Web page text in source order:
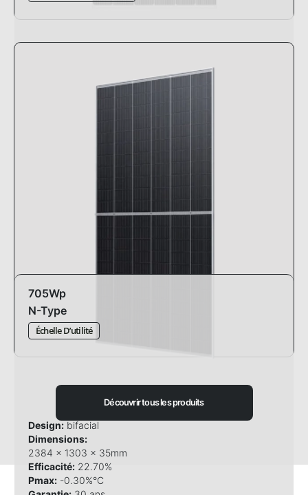
standard
705Wp
N-Type
Échelle D’utilité
Design: bifacial
Dimensions:
2384 x 1303 x 35mm
Efficacité: 22.70%
Pmax: -0.30%°C
Découvrir tous les produits